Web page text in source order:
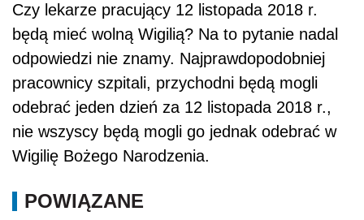
Czy lekarze pracujący 12 listopada 2018 r.
będą mieć wolną Wigilią? Na to pytanie nadal
odpowiedzi nie znamy. Najprawdopodobniej
pracownicy szpitali, przychodni będą mogli
odebrać jeden dzień za 12 listopada 2018 r.,
nie wszyscy będą mogli go jednak odebrać w
Wigilię Bożego Narodzenia.
POWIĄZANE